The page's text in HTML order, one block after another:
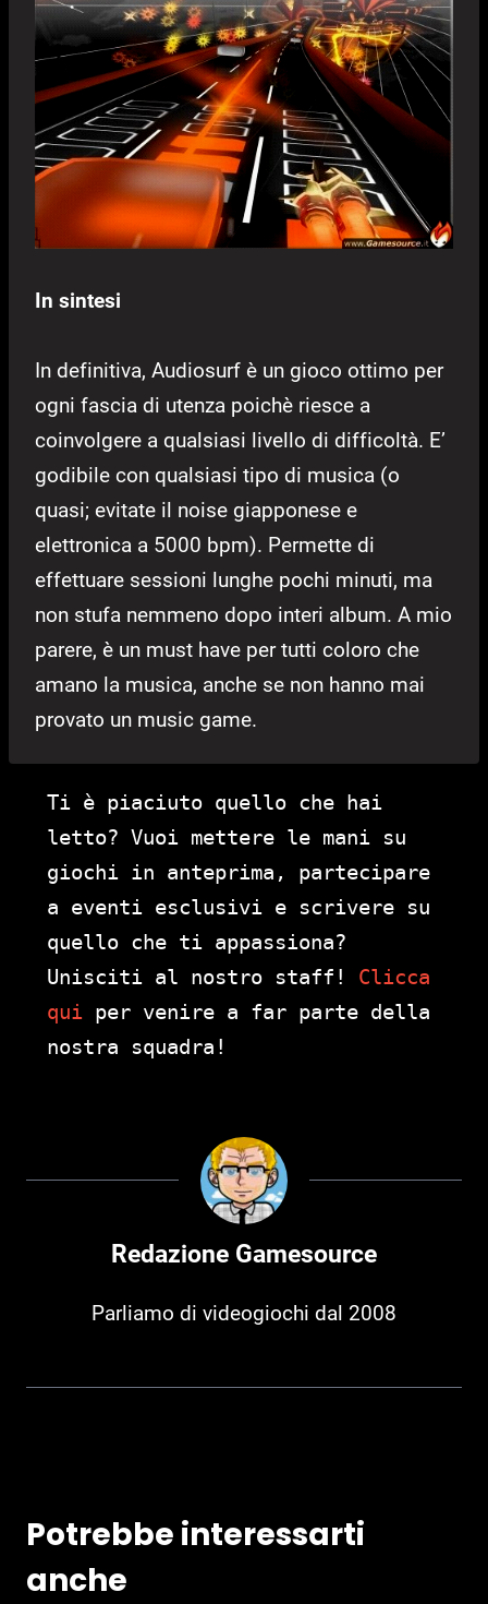
In sintesi
In definitiva, Audiosurf è un gioco ottimo per
ogni fascia di utenza poichè riesce a
coinvolgere a qualsiasi livello di difficoltà. E’
godibile con qualsiasi tipo di musica (o
quasi; evitate il noise giapponese e
elettronica a 5000 bpm). Permette di
effettuare sessioni lunghe pochi minuti, ma
non stufa nemmeno dopo interi album. A mio
parere, è un must have per tutti coloro che
amano la musica, anche se non hanno mai
provato un music game.
Ti è piaciuto quello che hai
letto? Vuoi mettere le mani su
giochi in anteprima, partecipare
a eventi esclusivi e scrivere su
quello che ti appassiona?
Unisciti al nostro staff! Clicca
qui per venire a far parte della
nostra squadra!
Redazione Gamesource
Parliamo di videogiochi dal 2008
Potrebbe interessarti
anche